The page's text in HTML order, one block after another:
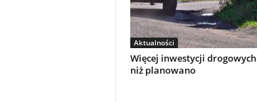
Aktualności
Więcej inwestycji drogowych
niż planowano